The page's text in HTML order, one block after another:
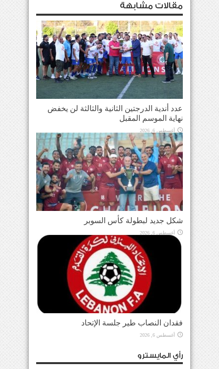
مقالات مشابهة
عدد أندية الدرجتين الثانية والثالثة لن يخفض
نهاية الموسم المقبل
أغسطس 6, 2026
شكل جديد لبطولة كأس السوبر
أغسطس 6, 2026
فقدان النصاب طير جلسة الإتحاد
أغسطس 6, 2026
رأي المايسترو